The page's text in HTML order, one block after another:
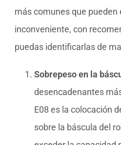
más comunes que
inconveniente, con
puedas identificarlas de
Sobrepeso en la
desencadenantes
E08 es la colocación
sobre la báscula del